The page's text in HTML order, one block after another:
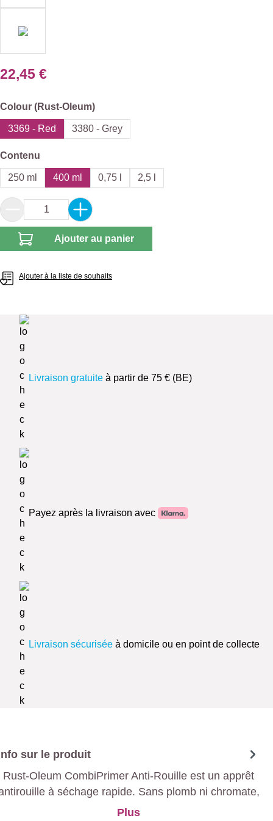
22,45 €
Sélectionnez
Colour (Rust-Oleum)
3369 - Red 3380 - Grey
Sélectionnez
Contenu
250 ml 400 ml 0,75 l 2,5 l
Quantité de produit : Entrez la quantité
Ajouter au panier
Ajouter à la liste de souhaits
Livraison gratuite à partir de 75 € (BE)
Payez après la livraison avec
Livraison sécurisée à domicile ou en point de collecte
sur le produit
Rust-Oleum CombiPrimer Anti-Rouille est un apprêt
à séchage rapide. Sans plomb ni chromate,
il est disponible en gris pour les revêtements clairs et
Plus